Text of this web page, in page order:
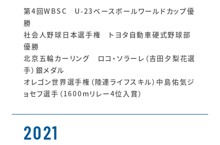
第4回WBSC U-23ベースボールワールドカップ優
勝
社会人野球日本選手権 トヨタ自動車硬式野球部
優勝
北京五輪カーリング ロコ・ソラーレ（吉田夕梨花選
手）銀メダル
オレゴン世界選手権（陸連ライフスキル）中島佑気ジ
ョセフ選手（1600mリレー4位入賞）
2021